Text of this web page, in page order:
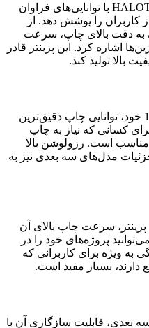
پرینتر کریلیتی مدل HALOT-MAGE S 14K با توانایی‌های فراوان
کاربران را پوشش دهد. از
به دقت بالای چاپ، سرعت
اشاره کرد. این پرینتر قادر
بالا تولید کند.
این مدل از کریلیتی با رزولوشن 14K خود، توانایی چاپ دقیق‌ترین
کسانی که نیاز به چاپ
مناسب است. رزولوشن بالا
مدل‌های سه بعدی نیز به
سرعت چاپ بالای آن
پروژه‌های خود را در
به ویژه برای کاربرانی که
دارند، بسیار مفید است.
بعدی، قابلیت سازگاری آن با